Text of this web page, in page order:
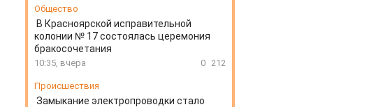
Общество
В Красноярской исправительной
колонии № 17 состоялась церемония
бракосочетания
10:35, вчера 0 212
Происшествия
Замыкание электропроводки стало